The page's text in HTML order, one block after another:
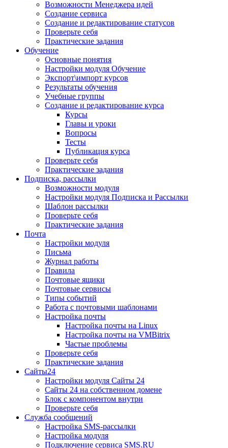
Возможности Менеджера идей
Создание сервиса
Создание и редактирование статусов
Проверьте себя
Практические задания
Обучение
Основные понятия
Настройки модуля Обучение
Экспорт\импорт курсов
Результаты обучения
Учебные группы
Создание и редактирование курса
Курсы
Главы и уроки
Вопросы
Тесты
Публикация курса
Проверьте себя
Практические задания
Подписка, рассылки
Возможности модуля
Настройки модуля Подписка и Рассылки
Шаблон рассылки
Проверьте себя
Практические задания
Почта
Настройки модуля
Письма
Журнал работы
Правила
Почтовые ящики
Почтовые сервисы
Типы событий
Работа с почтовыми шаблонами
Настройка почты
Настройка почты на Linux
Настройка почты на VMBitrix
Частые проблемы
Проверьте себя
Практические задания
Сайты24
Настройки модуля Сайты 24
Сайты 24 на собственном домене
Блок с компонентом внутри
Проверьте себя
Служба сообщений
Настройка SMS-рассылки
Настройка модуля
Подключение сервиса SMS.RU